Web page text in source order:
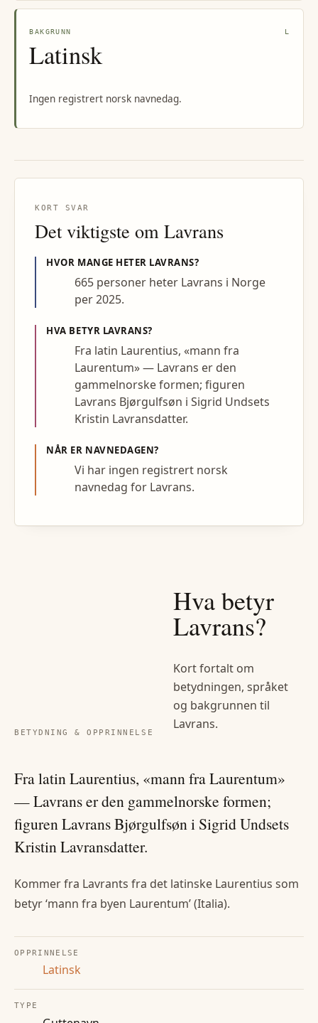
BAKGRUNN L
Latinsk
Ingen registrert norsk navnedag.
KORT SVAR
Det viktigste om Lavrans
HVOR MANGE HETER LAVRANS?
665 personer heter Lavrans i Norge
per 2025.
HVA BETYR LAVRANS?
Fra latin Laurentius, «mann fra
Laurentum» — Lavrans er den
gammelnorske formen; figuren
Lavrans Bjørgulfsøn i Sigrid Undsets
Kristin Lavransdatter.
NÅR ER NAVNEDAGEN?
Vi har ingen registrert norsk
navnedag for Lavrans.
BETYDNING & OPPRINNELSE
Hva betyr
Lavrans?
Kort fortalt om
betydningen, språket
og bakgrunnen til
Lavrans.
Fra latin Laurentius, «mann fra Laurentum»
— Lavrans er den gammelnorske formen;
figuren Lavrans Bjørgulfsøn i Sigrid Undsets
Kristin Lavransdatter.
Kommer fra Lavrants fra det latinske Laurentius som
betyr ‘mann fra byen Laurentum’ (Italia).
OPPRINNELSE
Latinsk
TYPE